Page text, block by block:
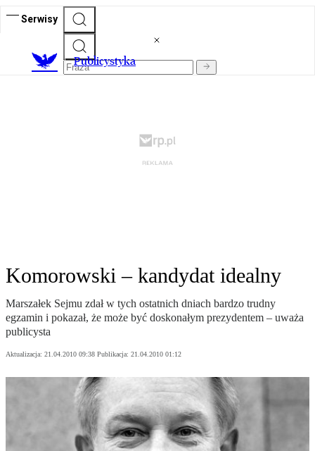
Serwisy
Publicystyka
Komorowski – kandydat idealny
Marszałek Sejmu zdał w tych ostatnich dniach bardzo trudny
egzamin i pokazał, że może być doskonałym prezydentem – uważa
publicysta
Aktualizacja: 21.04.2010 09:38 Publikacja: 21.04.2010 01:12